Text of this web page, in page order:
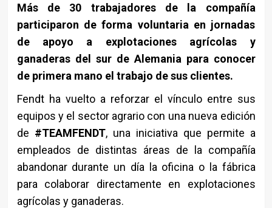
Más de 30 trabajadores de la compañía
participaron de forma voluntaria en jornadas
de apoyo a explotaciones agrícolas y
ganaderas del sur de Alemania para conocer
de primera mano el trabajo de sus clientes.
Fendt ha vuelto a reforzar el vínculo entre sus
equipos y el sector agrario con una nueva edición
de #TEAMFENDT, una iniciativa que permite a
empleados de distintas áreas de la compañía
abandonar durante un día la oficina o la fábrica
para colaborar directamente en explotaciones
agrícolas y ganaderas.